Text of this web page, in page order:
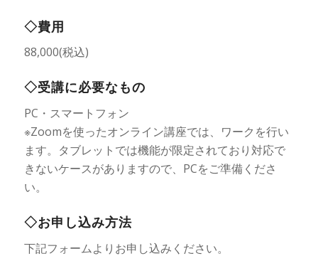
◇費用
88,000(税込)
◇受講に必要なもの
PC・スマートフォン
※Zoomを使ったオンライン講座では、ワークを行い
ます。タブレットでは機能が限定されており対応で
きないケースがありますので、PCをご準備くださ
い。
◇お申し込み方法
下記フォームよりお申し込みください。